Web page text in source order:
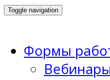
Toggle navigation
Формы